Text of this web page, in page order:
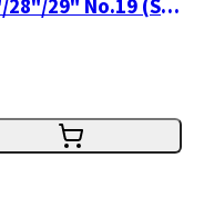
Schwalbe chambre à air 27.5"/28"/29" No.19 (SV19) emballage atelier 50 pièces